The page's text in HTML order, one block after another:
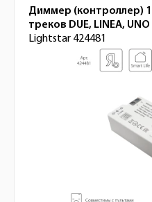
Диммер (контроллер)
треков DUE, LINEA, UNO
Lightstar 424481